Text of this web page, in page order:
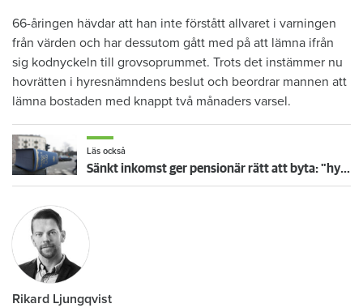
66-åringen hävdar att han inte förstått allvaret i varningen
från värden och har dessutom gått med på att lämna ifrån
sig kodnyckeln till grovsoprummet. Trots det instämmer nu
hovrätten i hyresnämndens beslut och beordrar mannen att
lämna bostaden med knappt två månaders varsel.
Läs också
Sänkt inkomst ger pensionär rätt att byta: "hyresgäster måste kunna välja att lägga mindre på boende"
Rikard Ljungqvist